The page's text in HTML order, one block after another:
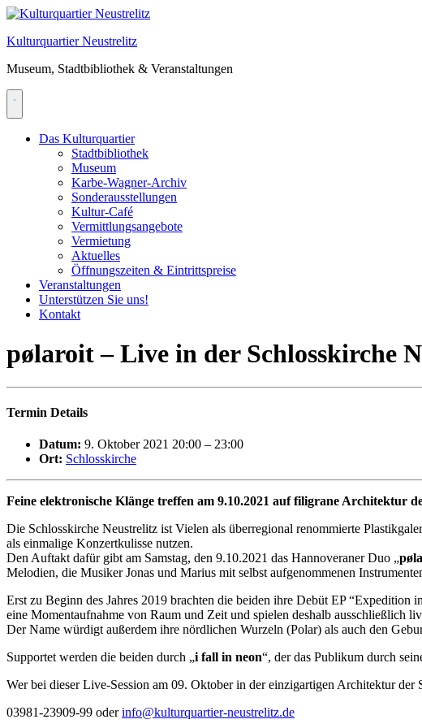
Skip
content
Kulturquartier Neustrelitz
Museum, Stadtbibliothek & Veranstaltungen
Das Kulturquartier
Stadtbibliothek
Museum
Karbe-Wagner-Archiv
Sonderausstellungen
Kultur-Café
Vermittlungsangebote
Vermietung
Aktuelles
Öffnungszeiten & Eintrittspreise
Veranstaltungen
Unterstützen Sie uns!
Kontakt
pølaroit – Live in der Schlosskirche
Termin Details
Datum: 9. Oktober 2021 20:00 – 23:00
Ort: Schlosskirche
Feine elektronische Klänge treffen am 9.10.2021 auf filigrane Architektur
Die Schlosskirche Neustrelitz ist Vielen als überregional renommierte
als einmalige Konzertkulisse nutzen.
Den Auftakt dafür gibt am Samstag, den 9.10.2021 das Hannoveraner Duo „
Melodien, die Musiker Jonas und Marius mit selbst aufgenommenen
Erst zu Beginn des Jahres 2019 brachten die beiden ihre Debüt EP
eine Momentaufnahme von Raum und Zeit und spielen deshalb ausschließlich
Der Name würdigt außerdem ihre nördlichen Wurzeln (Polar) als auch den
Supportet werden die beiden durch „i fall in neon“, der das Publikum durch
Wer bei dieser Live-Session am 09. Oktober in der einzigartigen Architektur
03981-23909-99 oderinfo@kulturquartier-neustrelitz.de